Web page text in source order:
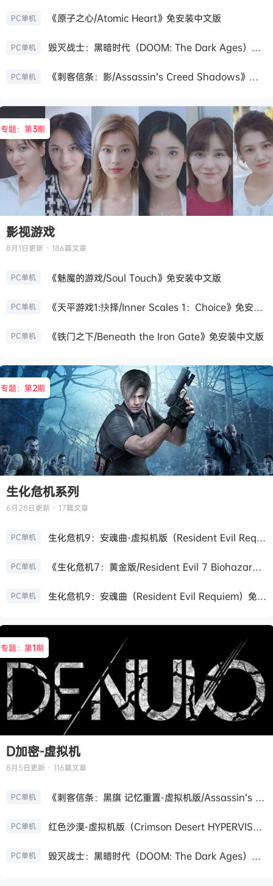
PC单机 《原子之心/Atomic Heart》免安装中文版
PC单机 毁灭战士：黑暗时代（DOOM: The Dark Ages）免安装中文版
PC单机 《刺客信条：影/Assassin’s Creed Shadows》免安装版，非虚拟机
专题：第3期
影视游戏
8月1日更新 · 186篇文章
PC单机 《魅魔的游戏/Soul Touch》免安装中文版
PC单机 《天平游戏1:抉择/Inner Scales 1：Choice》免安装中文版
PC单机 《铁门之下/Beneath the Iron Gate》免安装中文版
专题：第2期
生化危机系列
6月28日更新 · 17篇文章
PC单机 生化危机9：安魂曲-虚拟机版（Resident Evil Requiem HYPERVISOR）免安装中文版
PC单机 《生化危机7：黄金版/Resident Evil 7 Biohazard》免安装中文版
PC单机 生化危机9：安魂曲（Resident Evil Requiem）免安装中文版
专题：第1期
D加密-虚拟机
8月5日更新 · 116篇文章
PC单机 《刺客信条：黑旗 记忆重置-虚拟机版/Assassin’s Creed Black Flag Resynced HYPERVISOR》免安装中文版
PC单机 红色沙漠-虚拟机版（Crimson Desert HYPERVISOR）免安装中文版
PC单机 毁灭战士：黑暗时代（DOOM: The Dark Ages）免安装中文版